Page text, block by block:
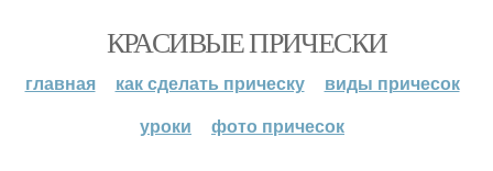
КРАСИВЫЕ ПРИЧЕСКИ
главная как сделать прическу
виды причесок
уроки
фото причесок